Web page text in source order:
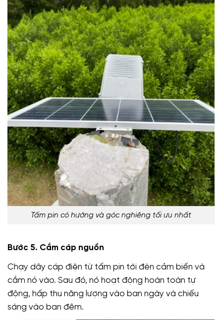
Tấm pin có hướng và góc nghiêng tối ưu nhất
Bước 5. Cắm cáp nguồn
Chạy dây cáp điện từ tấm pin tới đèn cảm biến và
cắm nó vào. Sau đó, nó hoạt động hoàn toàn tự
động, hấp thu năng lượng vào ban ngày và chiếu
sáng vào ban đêm.